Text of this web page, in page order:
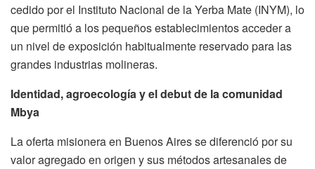
cedido por el Instituto Nacional de la Yerba Mate (INYM), lo
que permitió a los pequeños establecimientos acceder a
un nivel de exposición habitualmente reservado para las
grandes industrias molineras.
Identidad, agroecología y el debut de la comunidad
Mbya
La oferta misionera en Buenos Aires se diferenció por su
valor agregado en origen y sus métodos artesanales de